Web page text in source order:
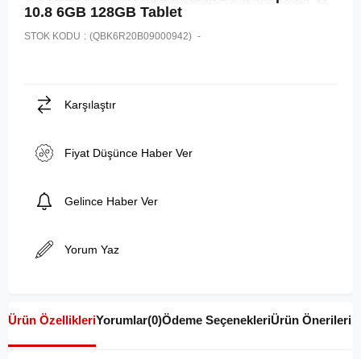
10.8 6GB 128GB Tablet
STOK KODU (QBK6R20B09000942)
Karşılaştır
Fiyat Düşünce Haber Ver
Gelince Haber Ver
Yorum Yaz
Ürün ÖzellikleriYorumlar(0)Ödeme SeçenekleriÜrün Önerileri